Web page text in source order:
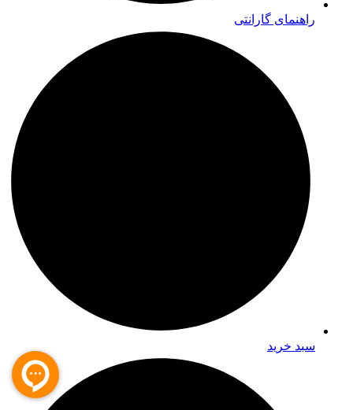
راهنمای گارانتی
سبد خرید